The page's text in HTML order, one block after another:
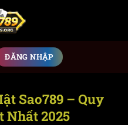
ĐĂNG NHẬP
Sao789 – Quy
Nhất 2025